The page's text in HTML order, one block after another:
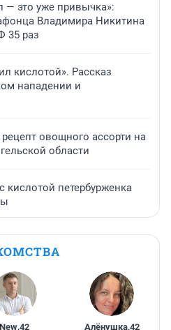
— это уже привычка»:
Владимира Никитина
35 раз
кислотой». Рассказ
нападении и
овощного ассорти на
области
петербурженка
New,42 Алёнушка,42